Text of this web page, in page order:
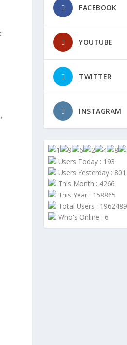
FACEBOOK
YOUTUBE
TWITTER
INSTAGRAM
Users Today : 193
Users Yesterday : 801
This Month : 4266
This Year : 158865
Total Users : 1962489
Who's Online : 6